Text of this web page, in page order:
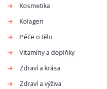
Kosmetika
Kolagen
Péče o tělo
Vitamíny a doplňky
Zdraví a krása
Zdraví a výživa